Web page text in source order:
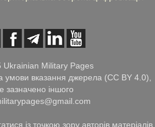
Military Pages
умови вказання джерела (CC BY 4.0),
зазначено іншого
із точкою зору авторів матеріалів